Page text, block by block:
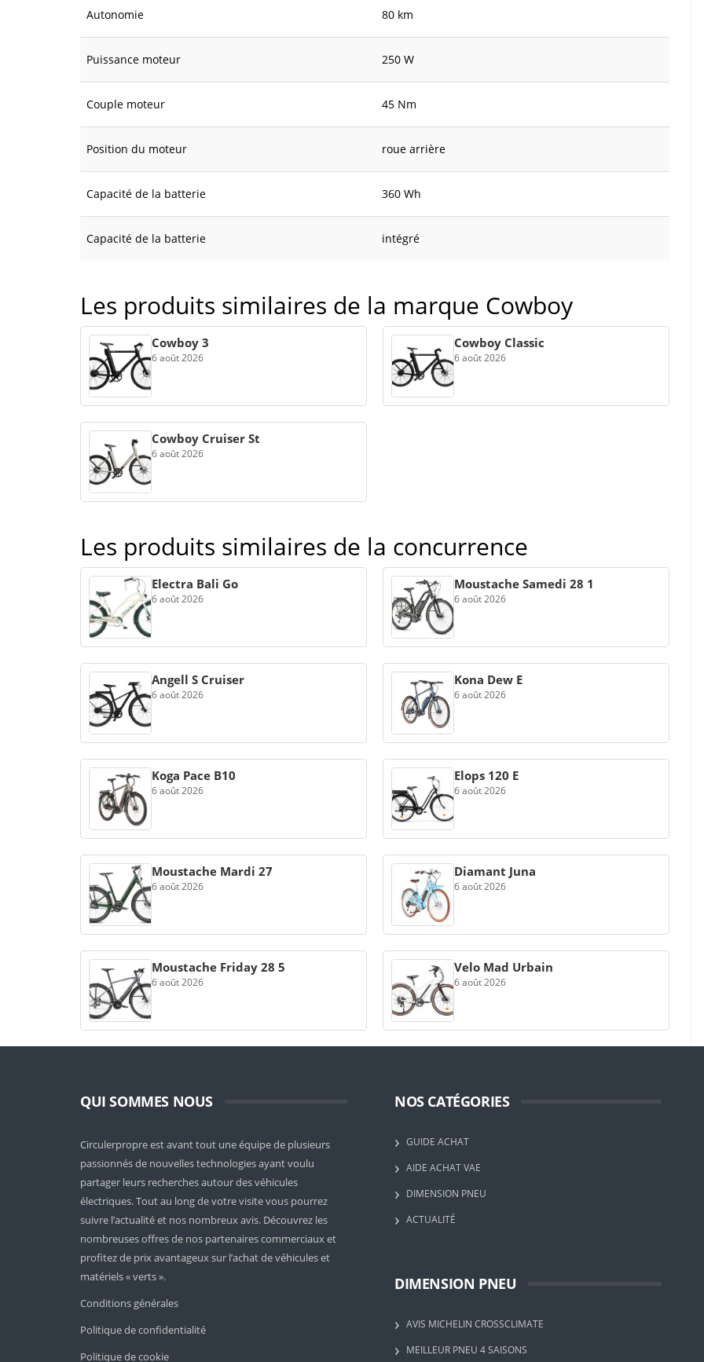
Autonomie 80 km
Puissance moteur 250 W
Couple moteur 45 Nm
Position du moteur roue arrière
Capacité de la batterie 360 Wh
Capacité de la batterie intégré
Les produits similaires de la marque Cowboy
Cowboy 3
6 août 2026
Cowboy Classic
6 août 2026
Cowboy Cruiser St
6 août 2026
Les produits similaires de la concurrence
Electra Bali Go
6 août 2026
Moustache Samedi 28 1
6 août 2026
Angell S Cruiser
6 août 2026
Kona Dew E
6 août 2026
Koga Pace B10
6 août 2026
Elops 120 E
6 août 2026
Moustache Mardi 27
6 août 2026
Diamant Juna
6 août 2026
Moustache Friday 28 5
6 août 2026
Velo Mad Urbain
6 août 2026
QUI SOMMES NOUS
Circulerpropre est avant tout une équipe de plusieurs
passionnés de nouvelles technologies ayant voulu
partager leurs recherches autour des véhicules
électriques. Tout au long de votre visite vous pourrez
suivre l’actualité et nos nombreux avis. Découvrez les
nombreuses offres de nos partenaires commerciaux et
profitez de prix avantageux sur l’achat de véhicules et
matériels « verts ».
Conditions générales
Politique de confidentialité
Politique de cookie
NOS CATÉGORIES
GUIDE ACHAT
AIDE ACHAT VAE
DIMENSION PNEU
ACTUALITÉ
DIMENSION PNEU
AVIS MICHELIN CROSSCLIMATE
MEILLEUR PNEU 4 SAISONS